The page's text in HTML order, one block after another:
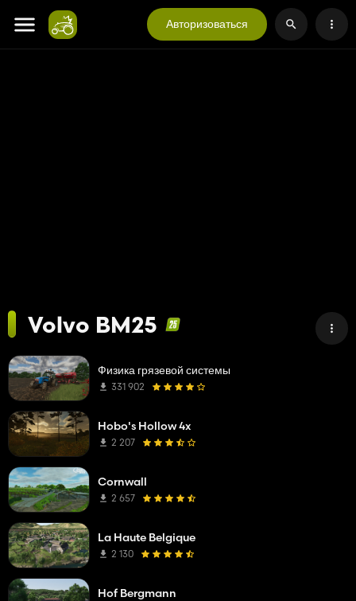
Авторизоваться
Volvo BM25
Физика грязевой системы
331 902
Hobo's Hollow 4x
2 207
Cornwall
2 657
La Haute Belgique
2 130
Hof Bergmann